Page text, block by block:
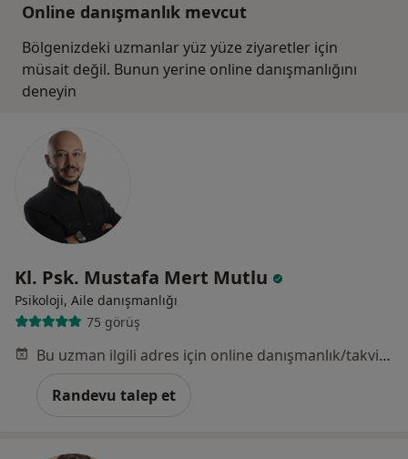
Online danışmanlık mevcut
Bölgenizdeki uzmanlar yüz yüze ziyaretler için
müsait değil. Bunun yerine online danışmanlığını
deneyin
Kl. Psk. Mustafa Mert Mutlu
Psikoloji, Aile danışmanlığı
75 görüş
Bu uzman ilgili adres için online danışmanlık/takvim sunmuyor.
Randevu talep et